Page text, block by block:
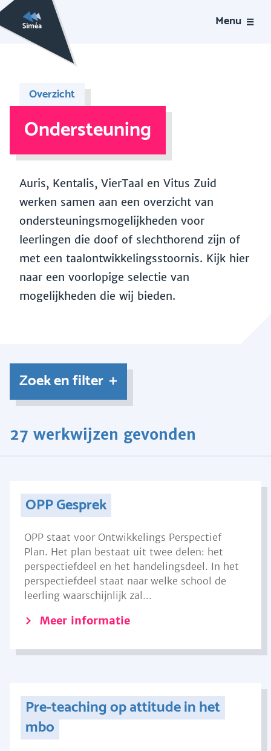
Menu
Overzicht
Ondersteuning
Auris, Kentalis, VierTaal en Vitus Zuid
werken samen aan een overzicht van
ondersteuningsmogelijkheden voor
leerlingen die doof of slechthorend zijn of
met een taalontwikkelingsstoornis. Kijk hier
naar een voorlopige selectie van
mogelijkheden die wij bieden.
Zoek en filter
27 werkwijzen gevonden
OPP Gesprek
OPP staat voor Ontwikkelings Perspectief
Plan. Het plan bestaat uit twee delen: het
perspectiefdeel en het handelingsdeel. In het
perspectiefdeel staat naar welke school de
leerling waarschijnlijk zal...
Meer informatie
Pre-teaching op attitude in het
mbo